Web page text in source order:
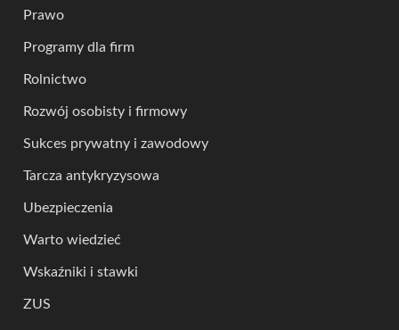
Prawo
Programy dla firm
Rolnictwo
Rozwój osobisty i firmowy
Sukces prywatny i zawodowy
Tarcza antykryzysowa
Ubezpieczenia
Warto wiedzieć
Wskaźniki i stawki
ZUS